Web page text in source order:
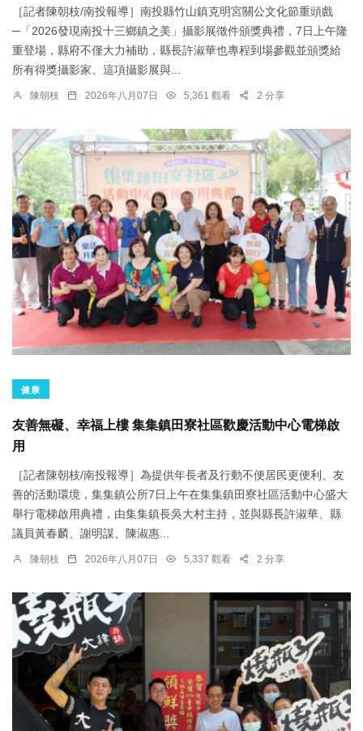
［記者陳朝枝/南投報導］南投縣竹山鎮克明宮關公文化節重頭戲
─「2026發現南投十三鄉鎮之美」攝影展徵件頒獎典禮，7日上午隆
重登場，縣府不僅大力補助，縣長許淑華也專程到場參觀並頒獎給
所有得獎攝影家。這項攝影展與...
陳朝枝 2026年八月07日 5,361 觀看 2 分享
健康
友善無礙、幸福上樓 集集鎮田寮社區歡慶活動中心電梯啟
用
［記者陳朝枝/南投報導］為提供年長者及行動不便居民更便利、友
善的活動環境，集集鎮公所7日上午在集集鎮田寮社區活動中心盛大
舉行電梯啟用典禮，由集集鎮長吳大村主持，並與縣長許淑華、縣
議員黃春麟、謝明謀、陳淑惠...
陳朝枝 2026年八月07日 5,337 觀看 2 分享